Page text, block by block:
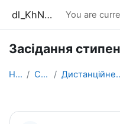
dl_KhNADU You are
Засідання
Home Courses
Section outline